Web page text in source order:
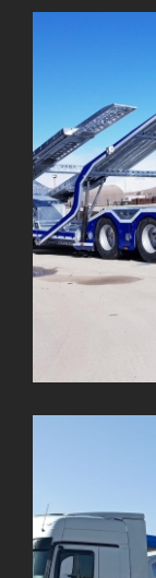
CLASSIC
PROMAX